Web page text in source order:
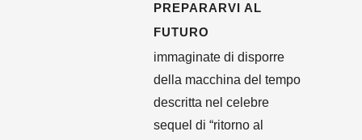
PREPARARVI AL
FUTURO
immaginate di disporre
della macchina del tempo
descritta nel celebre
sequel di “ritorno al